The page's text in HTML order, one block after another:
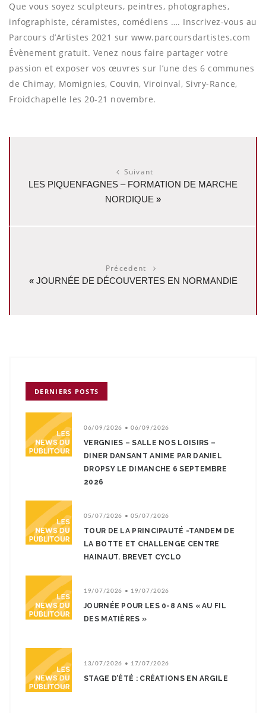
Que vous soyez sculpteurs, peintres, photographes,
infographiste, céramistes, comédiens …. Inscrivez-vous au
Parcours d’Artistes 2021 sur www.parcoursdartistes.com
Évènement gratuit. Venez nous faire partager votre
passion et exposer vos œuvres sur l’une des 6 communes
de Chimay, Momignies, Couvin, Viroinval, Sivry-Rance,
Froidchapelle les 20-21 novembre.
Suivant
LES PIQUENFAGNES – FORMATION DE MARCHE
NORDIQUE »
Précedent
« JOURNÉE DE DÉCOUVERTES EN NORMANDIE
DERNIERS POSTS
06/09/2026 • 06/09/2026
VERGNIES – SALLE NOS LOISIRS –
DINER DANSANT ANIME PAR DANIEL
DROPSY LE DIMANCHE 6 SEPTEMBRE
2026
05/07/2026 • 05/07/2026
TOUR DE LA PRINCIPAUTÉ -TANDEM DE
LA BOTTE ET CHALLENGE CENTRE
HAINAUT. BREVET CYCLO
19/07/2026 • 19/07/2026
JOURNÉE POUR LES 0-8 ANS « AU FIL
DES MATIÈRES »
13/07/2026 • 17/07/2026
STAGE D’ÉTÉ : CRÉATIONS EN ARGILE